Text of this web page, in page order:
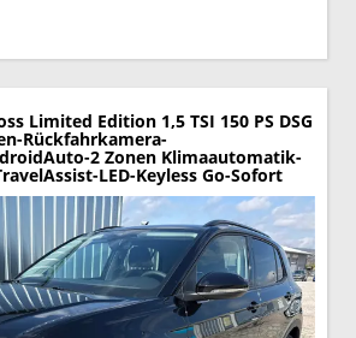
Fahrzeugexposé drucken
Limited Edition 1,5 TSI 150 PS DSG
Rückfahrkamera-
2 Zonen Klimaautomatik-
LED-Keyless Go-Sofort